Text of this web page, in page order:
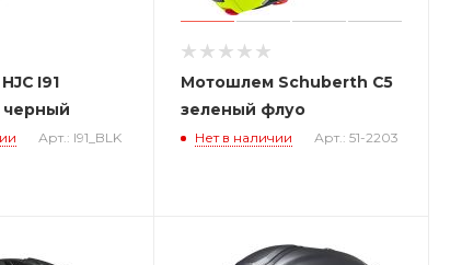
I91
черный
Арт.: I91_BLK
Мотошлем Schuberth C5
зеленый флуо
Нет в наличии Арт.: 51-2203